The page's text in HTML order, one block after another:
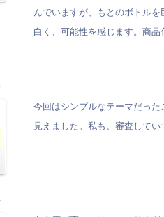
んでいますが、もとのボトル
白く、可能性を感じます。商品
今回はシンプルなテーマだっ
見えました。私も、審査してい